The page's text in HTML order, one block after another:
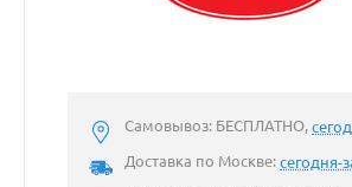
Самовывоз: БЕСПЛАТНО,
Доставка по Москве:сегодня-